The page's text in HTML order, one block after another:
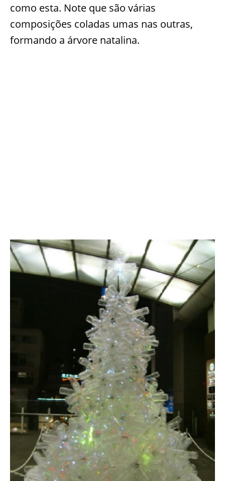
como esta. Note que são várias
composições coladas umas nas outras,
formando a árvore natalina.